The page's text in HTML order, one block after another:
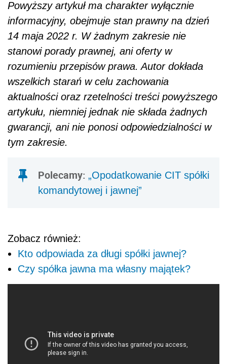
Powyższy artykuł ma charakter wyłącznie
informacyjny, obejmuje stan prawny na dzień
14 maja 2022 r. W żadnym zakresie nie
stanowi porady prawnej, ani oferty w
rozumieniu przepisów prawa. Autor dokłada
wszelkich starań w celu zachowania
aktualności oraz rzetelności treści powyższego
artykułu, niemniej jednak nie składa żadnych
gwarancji, ani nie ponosi odpowiedzialności w
tym zakresie.
Polecamy: „Opodatkowanie CIT spółki
komandytowej i jawnej”
Zobacz również:
Kto odpowiada za długi spółki jawnej?
Czy spółka jawna ma własny majątek?